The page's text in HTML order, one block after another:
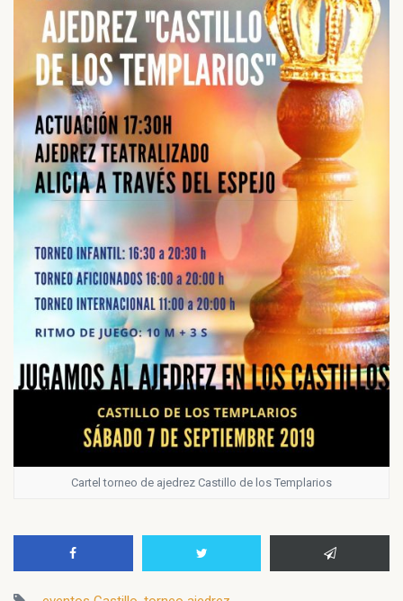
Cartel torneo de ajedrez Castillo de los Templarios